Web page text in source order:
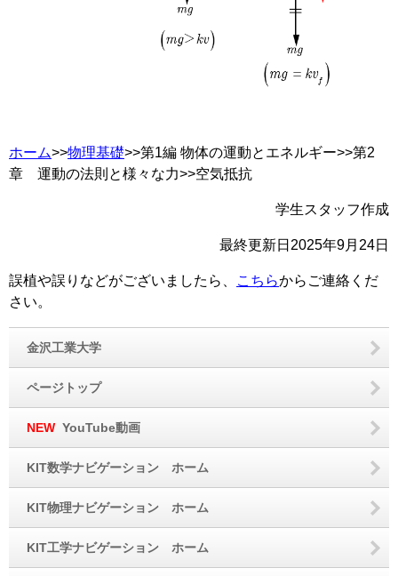
ホーム>>物理基礎>>第1編 物体の運動とエネルギー>>第2
章 運動の法則と様々な力>>空気抵抗
学生スタッフ作成
最終更新日 2025年9月24日
誤植や誤りなどがございましたら、 こちらからご連絡くだ
さい。
金沢工業大学
ページトップ
NEW YouTube動画
KIT数学ナビゲーション ホーム
KIT物理ナビゲーション ホーム
KIT工学ナビゲーション ホーム